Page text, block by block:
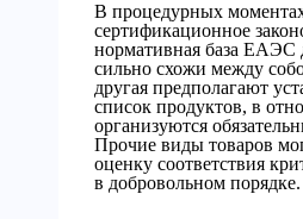
В процедурных
сертификационное
нормативная база ЕАЭС
сильно схожи между
другая предполагают
список продуктов, в
организуются
Прочие виды товаров
оценку соответствия
в добровольном порядке.